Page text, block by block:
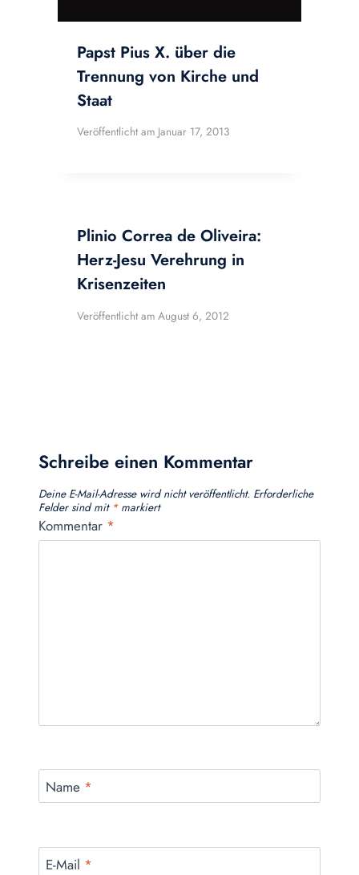
Papst Pius X. über die
Trennung von Kirche und
Staat
Veröffentlicht am Januar 17, 2013
Plinio Correa de Oliveira:
Herz-Jesu Verehrung in
Krisenzeiten
Veröffentlicht am August 6, 2012
Schreibe einen Kommentar
Deine E-Mail-Adresse wird nicht veröffentlicht. Erforderliche
Felder sind mit *markiert
Kommentar *
Name *
E-Mail *